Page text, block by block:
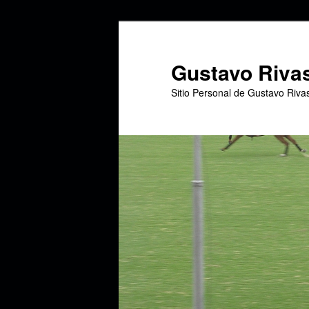
Gustavo
Sitio Personal de Gustavo